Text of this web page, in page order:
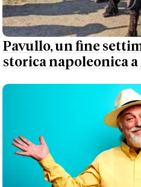
Pavullo, un fine
storica napoleonica